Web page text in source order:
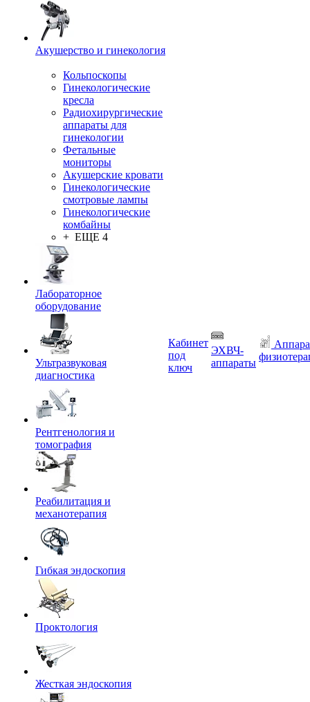
Акушерство и гинекология
Кольпоскопы
Гинекологические
кресла
Радиохирургические
аппараты для
гинекологии
Фетальные
мониторы
Акушерские кровати
Гинекологические
смотровые лампы
Гинекологические
комбайны
+ ЕЩЕ 4
Лабораторное
оборудование
Ультразвуковая
диагностика
Рентгенология и
томография
Реабилитация и
механотерапия
Гибкая эндоскопия
Проктология
Жесткая эндоскопия
Кабинет
под
ключ
ЭХВЧ-
аппараты